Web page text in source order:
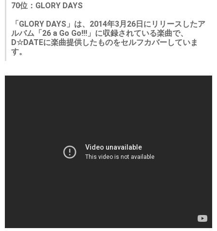
70位：GLORY DAYS
「GLORY DAYS」は、2014年3月26日にリリースしたア
ルバム「26 a Go Go!!!」に収録されている楽曲で、
D☆DATEに楽曲提供したものをセルフカバーしていま
す。